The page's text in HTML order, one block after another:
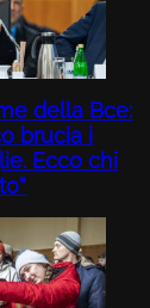
della Bce:
brucia i
Ecco chi